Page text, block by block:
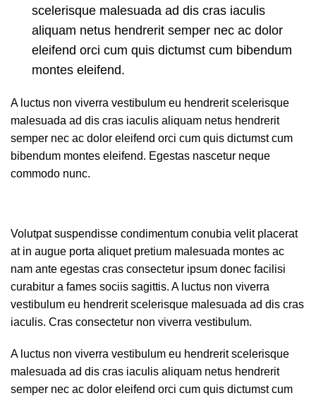
scelerisque malesuada ad dis cras iaculis
aliquam netus hendrerit semper nec ac dolor
eleifend orci cum quis dictumst cum bibendum
montes eleifend.
A luctus non viverra vestibulum eu hendrerit scelerisque
malesuada ad dis cras iaculis aliquam netus hendrerit
semper nec ac dolor eleifend orci cum quis dictumst cum
bibendum montes eleifend. Egestas nascetur neque
commodo nunc.
Volutpat suspendisse condimentum conubia velit placerat
at in augue porta aliquet pretium malesuada montes ac
nam ante egestas cras consectetur ipsum donec facilisi
curabitur a fames sociis sagittis. A luctus non viverra
vestibulum eu hendrerit scelerisque malesuada ad dis cras
iaculis. Cras consectetur non viverra vestibulum.
A luctus non viverra vestibulum eu hendrerit scelerisque
malesuada ad dis cras iaculis aliquam netus hendrerit
semper nec ac dolor eleifend orci cum quis dictumst cum